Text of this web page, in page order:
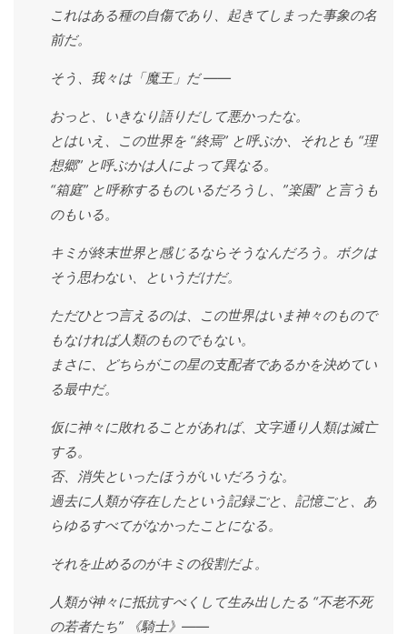
これはある種の自傷であり、起きてしまった事象の名
前だ。
そう、我々は「魔王」だ ――
おっと、いきなり語りだして悪かったな。
とはいえ、この世界を “終焉” と呼ぶか、それとも “理
想郷” と呼ぶかは人によって異なる。
“箱庭” と呼称するものいるだろうし、”楽園” と言うも
のもいる。
キミが終末世界と感じるならそうなんだろう。ボクは
そう思わない、というだけだ。
ただひとつ言えるのは、この世界はいま神々のもので
もなければ人類のものでもない。
まさに、どちらがこの星の支配者であるかを決めてい
る最中だ。
仮に神々に敗れることがあれば、文字通り人類は滅亡
する。
否、消失といったほうがいいだろうな。
過去に人類が存在したという記録ごと、記憶ごと、あ
らゆるすべてがなかったことになる。
それを止めるのがキミの役割だよ。
人類が神々に抵抗すべくして生み出したる “不老不死
の若者たち” 《騎士》――